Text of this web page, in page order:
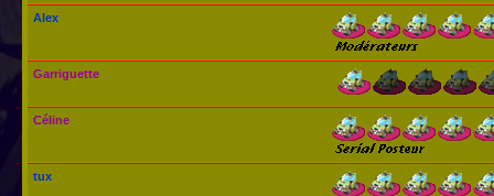
Alex
Garriguette
Céline
tux